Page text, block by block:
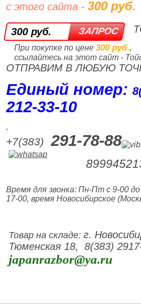
с этого сайта -300 руб.
300 руб.
При покупке по цене 300 руб.,
ссылайтесь на этот сайт -
ОТПРАВИМ В ЛЮБУЮ
Единый номер:
212‑33‑10
,
+7(383) 291-78-88
Время для звонка: Пн-Пт с 9-00
17-00, время Новосибирское
Товар на складе:г.
Тюменская 18, 8(383)
japanrazbor@ya.ru